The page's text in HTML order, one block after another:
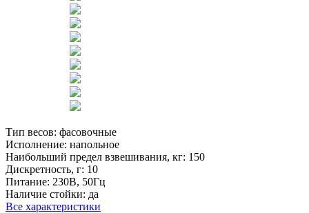
Тип весов: фасовочные
Исполнение: напольное
Наибольший предел взвешивания, кг: 150
Дискретность, г: 10
Питание: 230В, 50Гц
Наличие стойки: да
Все характеристики